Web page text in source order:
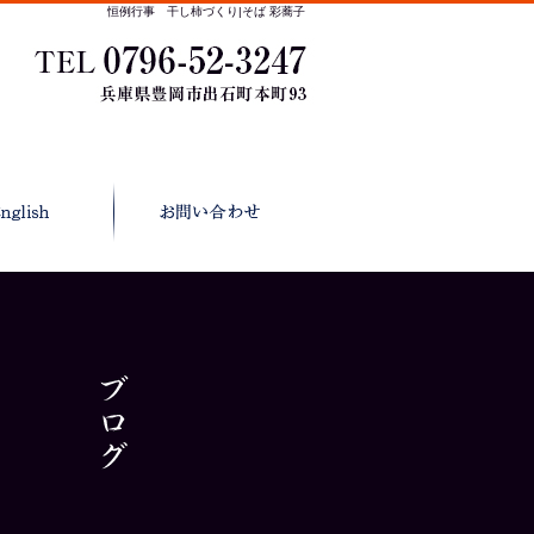
恒例行事 干し柿づくり|そば 彩蕎子